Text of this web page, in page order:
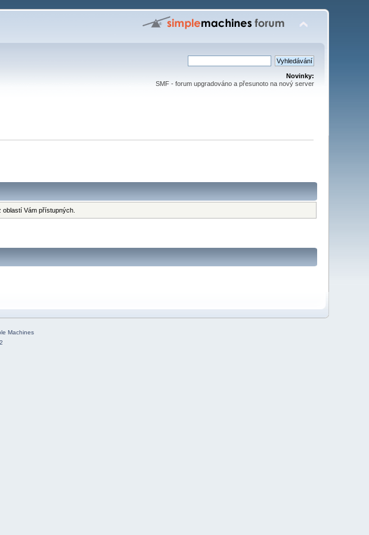
Novinky:
SMF - forum upgradováno a přesunoto na nový server
Vám přístupných.
Machines